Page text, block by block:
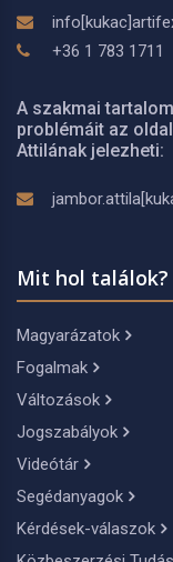
+36 1 783 1711
A szakmai
problémáit az
Attilának jelezheti:
Mit hol találok?
Magyarázatok
Fogalmak
Változások
Jogszabályok
Videótár
Segédanyagok
Kérdések-válaszok